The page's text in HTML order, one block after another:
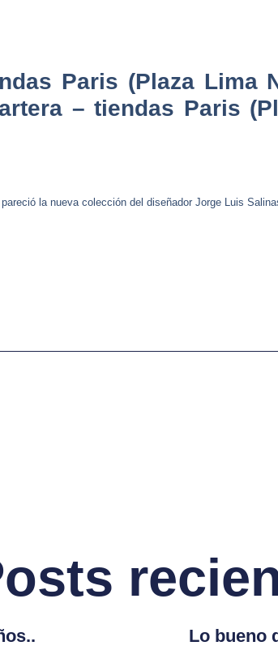
Paris (Plaza Lima
– tiendas Paris
la nueva colección del diseñador Jorge Luis
Lo bueno